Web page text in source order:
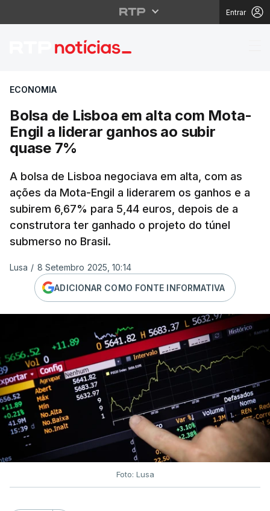
Entrar
Bolsa de Lisboa em
ECONOMIA
Bolsa de Lisboa em alta com Mota-
Engil a liderar ganhos ao subir
quase 7%
A bolsa de Lisboa negociava em alta, com as
ações da Mota-Engil a liderarem os ganhos e a
subirem 6,67% para 5,44 euros, depois de a
construtora ter ganhado o projeto do túnel
submerso no Brasil.
Lusa / 8 Setembro 2025, 10:14
ADICIONAR COMO FONTE INFORMATIVA
Foto: Lusa